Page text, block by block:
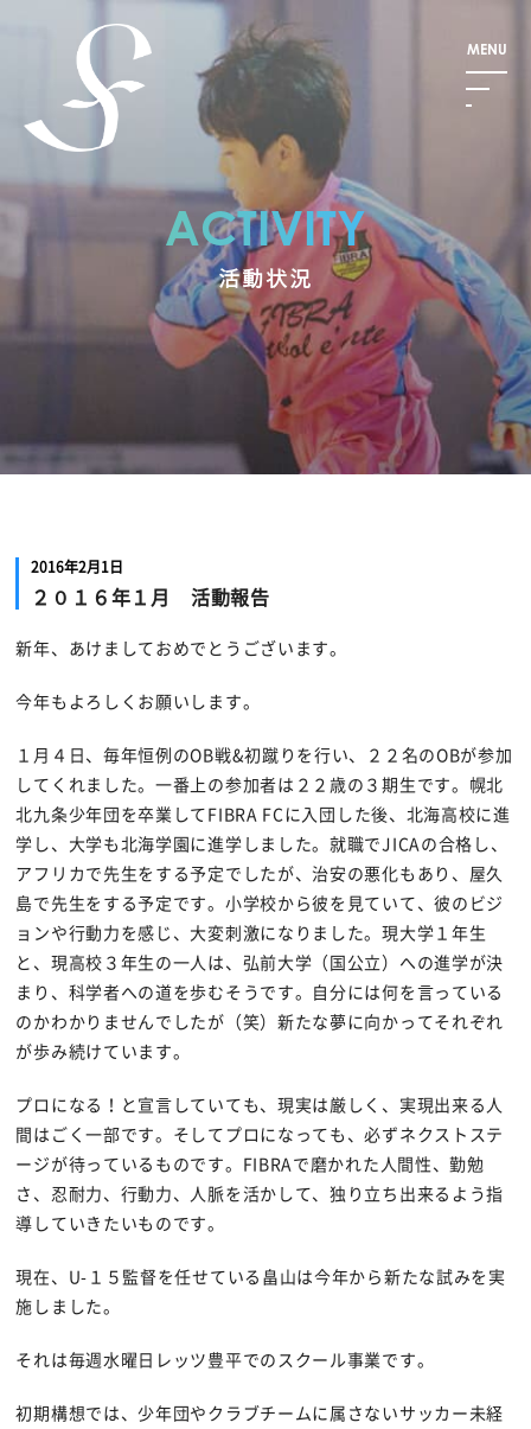
ACTIVITY
活動状況
2016年2月1日
２０１６年１月 活動報告
新年、あけましておめでとうございます。
今年もよろしくお願いします。
１月４日、毎年恒例のOB戦&初蹴りを行い、２２名のOBが参加
してくれました。一番上の参加者は２２歳の３期生です。幌北
北九条少年団を卒業してFIBRA FCに入団した後、北海高校に進
学し、大学も北海学園に進学しました。就職でJICAの合格し、
アフリカで先生をする予定でしたが、治安の悪化もあり、屋久
島で先生をする予定です。小学校から彼を見ていて、彼のビジ
ョンや行動力を感じ、大変刺激になりました。現大学１年生
と、現高校３年生の一人は、弘前大学（国公立）への進学が決
まり、科学者への道を歩むそうです。自分には何を言っている
のかわかりませんでしたが（笑）新たな夢に向かってそれぞれ
が歩み続けています。
プロになる！と宣言していても、現実は厳しく、実現出来る人
間はごく一部です。そしてプロになっても、必ずネクストステ
ージが待っているものです。FIBRAで磨かれた人間性、勤勉
さ、忍耐力、行動力、人脈を活かして、独り立ち出来るよう指
導していきたいものです。
現在、U-１５監督を任せている畠山は今年から新たな試みを実
施しました。
それは毎週水曜日レッツ豊平でのスクール事業です。
初期構想では、少年団やクラブチームに属さないサッカー未経